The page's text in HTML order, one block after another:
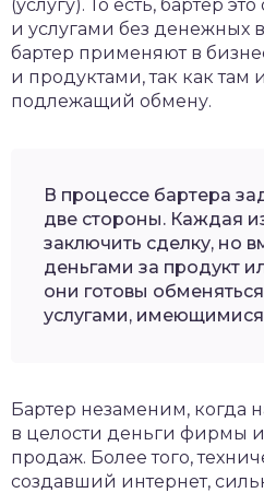
(услугу). То есть, бартер
и услугами без денежных
бартер применяют в
и продуктами, так как там
подлежащий обмену.
В процессе бартера
две стороны. Каждая
заключить сделку, но
деньгами за продукт
они готовы
услугами,
Бартер незаменим, когда
в целости деньги фирмы
продаж. Более того,
создавший интернет,